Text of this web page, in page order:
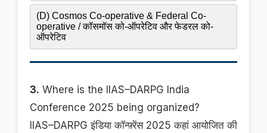
(D) Cosmos Co-operative & Federal Co-
operative / कॉसमॉस को-ऑपरेटिव और फेडरल को-
ऑपरेटिव
3. Where is the IIAS–DARPG India
Conference 2025 being organized?
IIAS–DARPG इंडिया कॉन्फ़्रेंस 2025 कहां आयोजित की